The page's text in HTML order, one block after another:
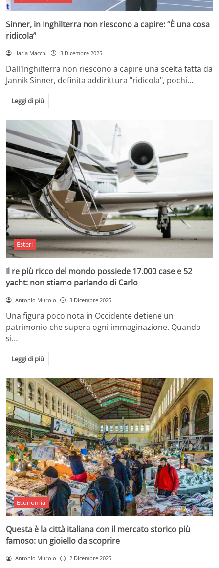
Sinner, in Inghilterra non riescono a capire: ”È una cosa
ridicola”
Ilaria Macchi 3 Dicembre 2025
Dall'Inghilterra non riescono a capire una scelta fatta da
Jannik Sinner, definita addirittura "ridicola", pochi…
Leggi di più
Esteri
Il re più ricco del mondo possiede 17.000 case e 52
yacht: non stiamo parlando di Carlo
Antonio Murolo 3 Dicembre 2025
Una figura poco nota in Occidente detiene un
patrimonio che supera ogni immaginazione. Quando
si…
Leggi di più
Economia
Questa è la città italiana con il mercato storico più
famoso: un gioiello da scoprire
Antonio Murolo 2 Dicembre 2025